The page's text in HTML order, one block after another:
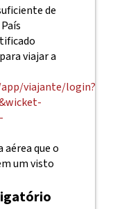
de
viajar a
viajante/login?
que o
um visto